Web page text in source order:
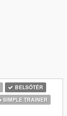
BELSŐTÉR
SIMPLE TRAINER